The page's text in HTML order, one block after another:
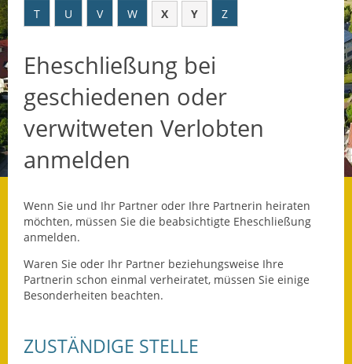
Datenschutz
Datenschutz im
Steueramt
Was die Alten noch
wussten!
Informationsbroschüre
Leichte Sprache
T
U V W X Y Z
Eheschließung bei
geschiedenen oder
verwitweten Verlobten
anmelden
Wenn Sie und Ihr Partner oder Ihre Partnerin heiraten
möchten, müssen Sie die beabsichtigte Eheschließung
anmelden.
Waren Sie oder Ihr Partner beziehungsweise Ihre
Partnerin schon einmal verheiratet, müssen Sie einige
Besonderheiten beachten.
ZUSTÄNDIGE STELLE